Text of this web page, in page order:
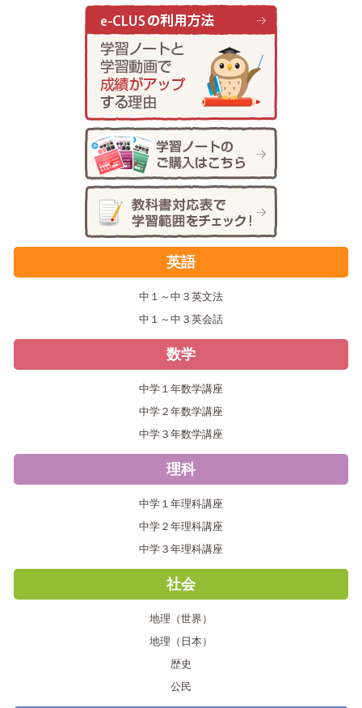
英語
中１～中３英文法
中１～中３英会話
数学
中学１年数学講座
中学２年数学講座
中学３年数学講座
理科
中学１年理科講座
中学２年理科講座
中学３年理科講座
社会
地理（世界）
地理（日本）
歴史
公民